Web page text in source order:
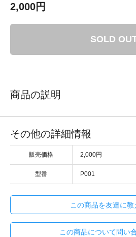
2,000円
SOLD
商品の説明
その他の詳細情報
販売価格 2,000円
型番 P001
この商品を友達に教
この商品について問い